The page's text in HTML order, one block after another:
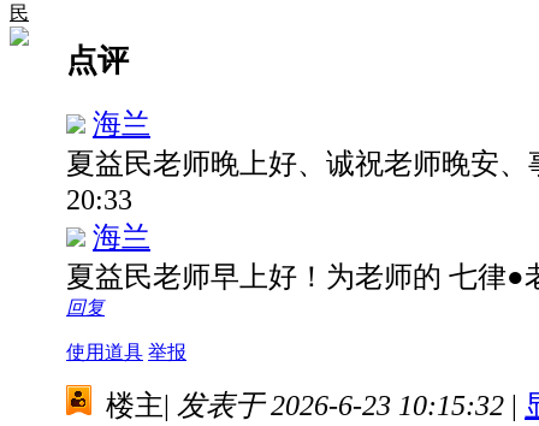
民
点评
海兰
夏益民老师晚上好、诚祝老师晚安
20:33
海兰
夏益民老师早上好！为老师的 七律
回复
使用道具 举报
楼主| 发表于 2026-6-23 10:15:32 |